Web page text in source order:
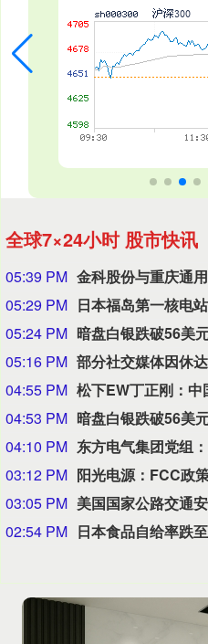
全球7×24小时 股市快讯
05:39 PM 金科股份与重庆通
05:29 PM 日本福岛第一核电
05:24 PM 暗盘白银跌破56美
05:16 PM 部分社交媒体因休
04:55 PM
04:53 PM 暗盘白银跌破56美
04:10 PM
03:12 PM
03:05 PM
02:54 PM 日本食品自给率跌